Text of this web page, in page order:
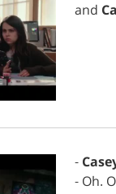
and
-
- Oh.